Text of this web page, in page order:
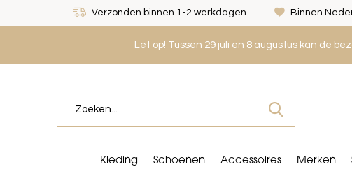
Let op! Tussen 29 juli en 8 augustus kan de
Kleding Schoenen Accessoires Merken
Verzonden binnen 1-2 werkdagen. Binnen